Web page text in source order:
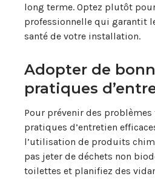
long terme. Optez plutôt
professionnelle qui garantit
santé de votre installation.
Adopter de
pratiques
Pour prévenir des
pratiques d’entretien
l’utilisation de produits
pas jeter de déchets non
toilettes et planifiez des